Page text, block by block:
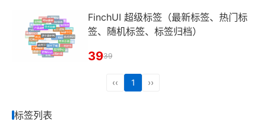
FinchUI 超级标签（最新标签、热门标
签、随机标签、标签归档）
3939
‹‹ 1 ››
标签列表